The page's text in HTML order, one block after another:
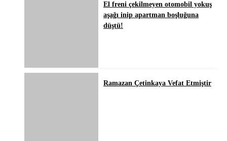
El freni çekilmeyen otomobil yokuş
aşağı inip apartman boşluğuna
düştü!
Ramazan Çetinkaya Vefat Etmiştir